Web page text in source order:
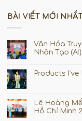
BÀI VIẾT MỚI
Văn Hóa
Nhân Tạo (AI)
Products
Lê Hoàng
Hồ Chí Minh